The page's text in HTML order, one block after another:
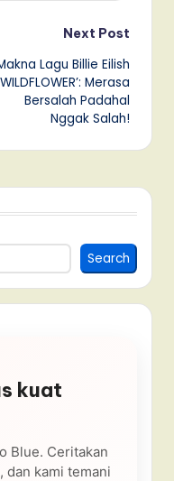
Next Post
Lagu Billie Eilish
Merasa
Bersalah Padahal
Nggak Salah!
Search
kuat
Blue. Ceritakan
dan kami temani